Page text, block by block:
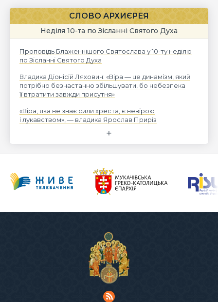
СЛОВО АРХИЄРЕЯ
Неділя 10-та по Зісланні Святого Духа
Проповідь Блаженнішого Святослава у 10-ту неділю
по Зісланні Святого Духа
Владика Діонісій Ляхович: «Віра — це динамізм, який
потрібно безнастанно збільшувати, бо небезпека
її втратити завжди присутня»
«Віра, яка не знає сили хреста, є невірою
і лукавством», — владика Ярослав Приріз